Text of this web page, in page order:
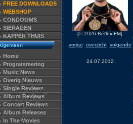
FREE DOWNLOADS
WEBSHOP
CONDOOMS
SIERADEN
KAPPER THUIS
Home
Programmering
Music News
Overig Nieuws
Single Reviews
Album Reviews
Concert Reviews
Album Releases
In The Movies
[© 2026 Reflex FM]
vorige
overzicht volgende
24.07.2012